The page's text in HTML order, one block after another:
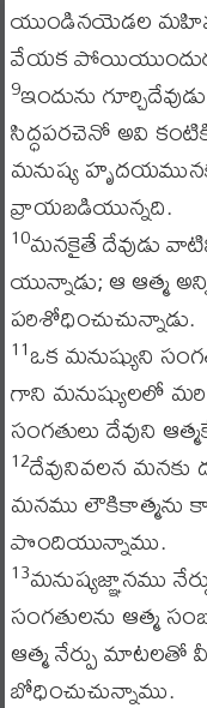
యుండినయెడల
వేయక
9ఇందును
సిద్ధపరచెనో అవి
మనుష్య
వ్రాయబడియున్నది.
10మనకైతే దేవుడు
యున్నాడు; ఆ ఆత్మ
పరిశోధించుచున్నాడు.
11ఒక మనుష్యుని
గాని మనుష్యులలో
సంగతులు దేవుని
12దేవునివలన
మనము లౌకికాత్మను
పొందియున్నాము.
13మనుష్యజ్ఞానము
సంగతులను ఆత్మ
ఆత్మ నేర్పు మాటలతో
బోధించుచున్నాము.